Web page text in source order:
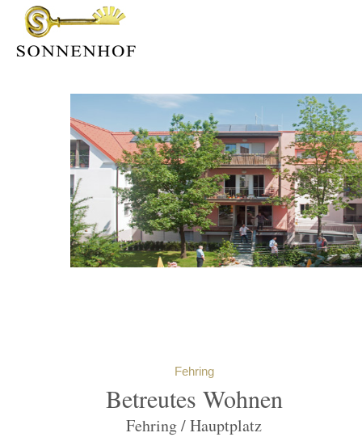
Fehring
Betreutes Wohnen
Fehring / Hauptplatz